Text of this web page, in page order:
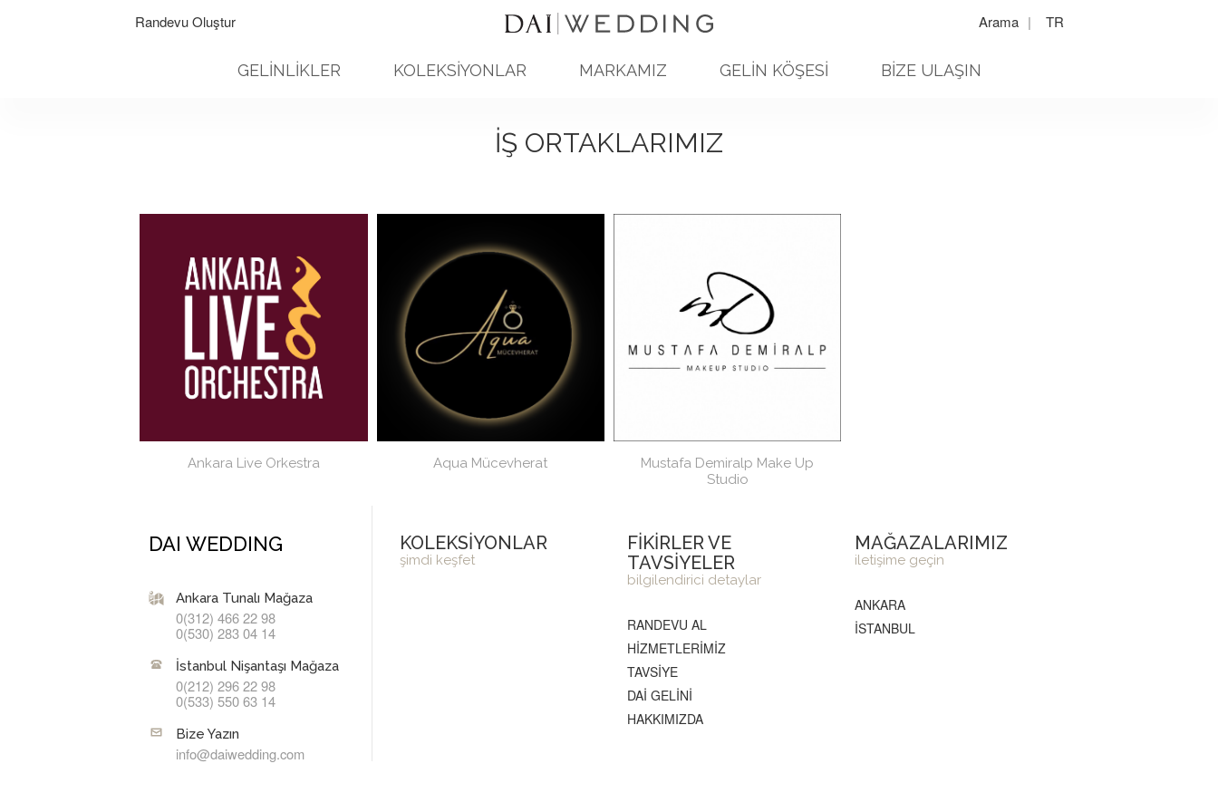
Randevu Oluştur Arama | TR
GELİNLİKLER KOLEKSİYONLAR MARKAMIZ GELİN KÖŞESİ BİZE ULAŞIN
İŞ ORTAKLARIMIZ
Ankara Live Orkestra Aqua Mücevherat
Mustafa Demiralp Make Up
Studio
DAI WEDDING
Ankara Tunalı Mağaza
0(312) 466 22 98
0(530) 283 04 14
İstanbul Nişantaşı Mağaza
0(212) 296 22 98
0(533) 550 63 14
Bize Yazın
info@daiwedding.com
KOLEKSİYONLAR
şimdi keşfet
FİKİRLER VE
TAVSİYELER
bilgilendirici detaylar
RANDEVU AL
HİZMETLERİMİZ
TAVSİYE
DAİ GELİNİ
HAKKIMIZDA
MAĞAZALARIMIZ
iletişime geçin
ANKARA
İSTANBUL